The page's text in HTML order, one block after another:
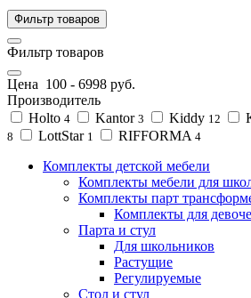
Фильтр товаров
Фильтр товаров
Цена 100 - 6998 руб.
Производитель
Holto 4 Kantor 3 Kiddy 12
8 LottStar 1 RIFFORMA 4
Комплекты детской мебели
Комплекты мебели для
Комплекты парт
Комплекты для
Парта и стул
Для школьников
Растущие
Регулируемые
Стол и стул